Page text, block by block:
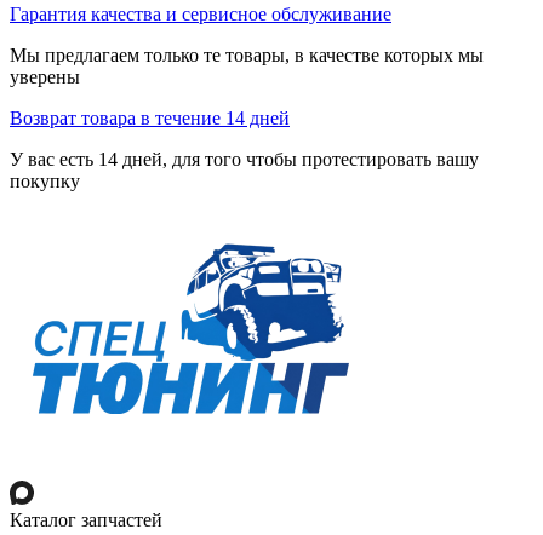
Гарантия качества и сервисное обслуживание
Мы предлагаем только те товары, в качестве которых мы
уверены
Возврат товара в течение 14 дней
У вас есть 14 дней, для того чтобы протестировать вашу
покупку
Каталог запчастей